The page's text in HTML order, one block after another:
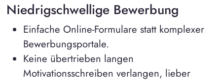
Niedrigschwellige Bewerbung
Einfache Online-Formulare statt komplexer
Bewerbungsportale.
Keine übertrieben langen
Motivationsschreiben verlangen, lieber